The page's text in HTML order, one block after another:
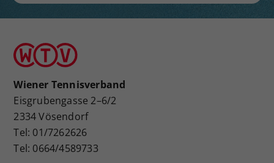
Wiener Tennisverband
Eisgrubengasse 2–6/2
2334 Vösendorf
Tel: 01/7262626
Tel: 0664/4589733